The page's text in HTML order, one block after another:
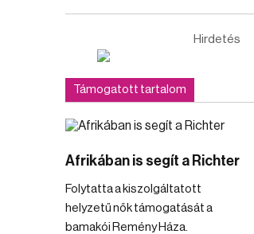
Hirdetés
Támogatott tartalom
Afrikában is segít a Richter
Folytatta a kiszolgáltatott
helyzetű nők támogatását a
bamakói Remény Háza.